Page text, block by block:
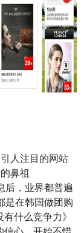
人注目的网站
鼻祖
后，业界都普遍
是在韩国做团购
什么竞争力》